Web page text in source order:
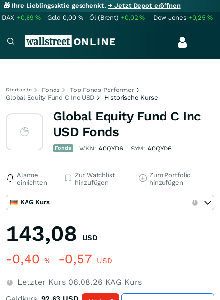
🎁 Ihre Lieblingsaktie geschenkt.→ Jetzt Depot eröffnen
DAX +0,69% Gold 0,00 % Öl (Brent) +0,02% Dow Jones +0,25%
Startseite Fonds
Top Fonds Performer
Global Equity Fund C Inc USD
Historische Kurse
Global Equity Fund C Inc
USD Fonds
Fonds WKN:A0QYD6 SYM: A0QYD6
Alarme
einrichten
Zur Watchlist
hinzufügen
Zum Portfolio
hinzufügen
KAG Kurs
143,08 USD
-0,40 % -0,57 USD
Letzter Kurs 06.08.26 KAG Kurs